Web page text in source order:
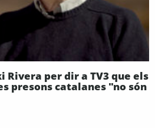
Rivera per dir a TV3 que els
presons catalanes "no són